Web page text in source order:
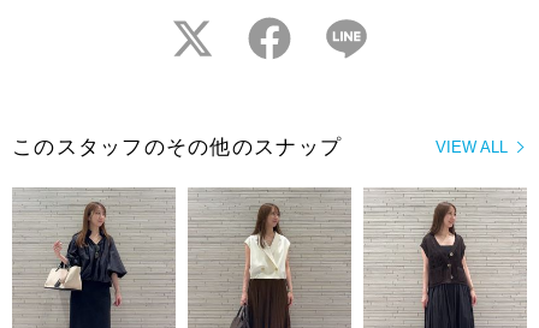
twitter facebook
VIEW ALL
このスタッフのその他のスナップ